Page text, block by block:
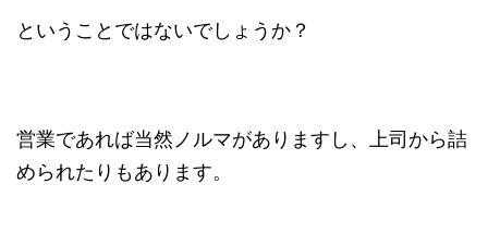
ということではないでしょうか？
営業であれば当然ノルマがありますし、上司から詰
められたりもあります。